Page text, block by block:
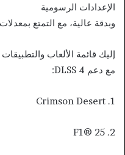
الإعدادات الرسومية
وبدقة عالية، مع التمتع
إليك قائمة الألعاب
مع دعم DLSS 4:
1. Crimson Desert
2. F1® 25